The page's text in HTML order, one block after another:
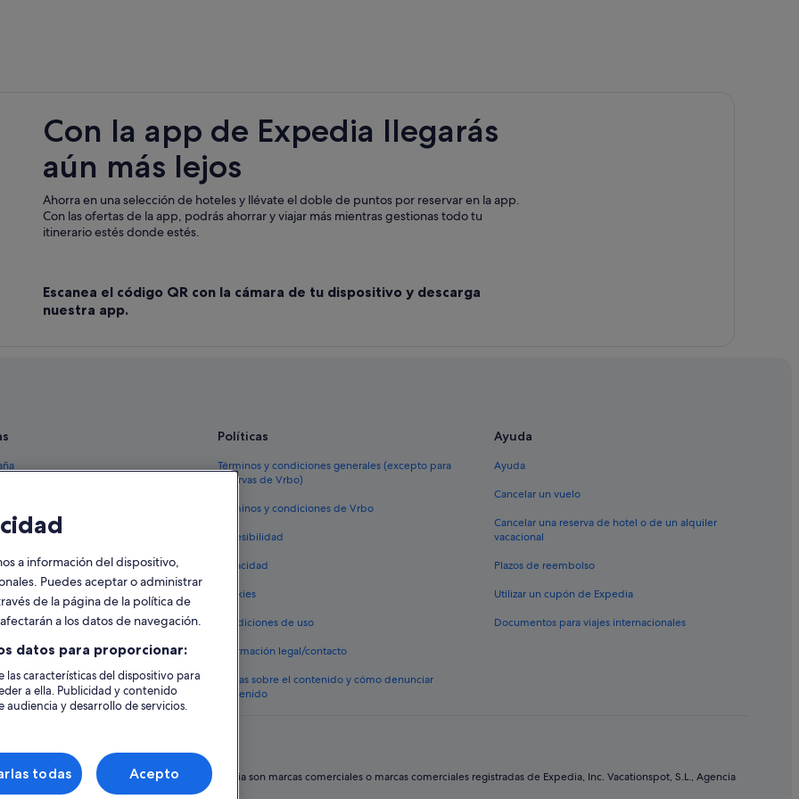
Casas de campo en Sardón de los Frailes
Albergues en Sardón de los Frailes
Campings de caravanas en Trabanca
Independent hoteles en Villar del Buey
Casas privadas de vacaciones en Fermoselle
Con la app de Expedia llegarás
aún más lejos
Ahorra en una selección de hoteles y llévate el doble de puntos por reservar en la app.
Con las ofertas de la app, podrás ahorrar y viajar más mientras gestionas todo tu
itinerario estés donde estés.
Escanea el código QR con la cámara de tu dispositivo y descarga
nuestra app.
España
en España
en España
Políticas
Términos y condiciones generales (excepto para
reservas de Vrbo)
Términos y condiciones de Vrbo
Accesibilidad
Privacidad
Cookies
Condiciones de uso
Información legal/contacto
Pautas sobre el contenido y cómo denunciar
contenido
Ayuda
Ayuda
Cancelar un vuelo
Cancelar una reserva de hotel o de un alquiler
vacacional
Plazos de reembolso
Utilizar un cupón de Expedia
Documentos para viajes internacionales
reservados. Expedia y el logotipo de Expedia son marcas comerciales o marcas comerciales registradas de Expedia, Inc. Vacationspot, S.L., Agencia
a información del dispositivo,
Puedes aceptar o administrar
de la página de la política de
a los datos de navegación.
datos para proporcionar:
características del dispositivo para
a ella. Publicidad y contenido
y desarrollo de servicios.
todas Acepto